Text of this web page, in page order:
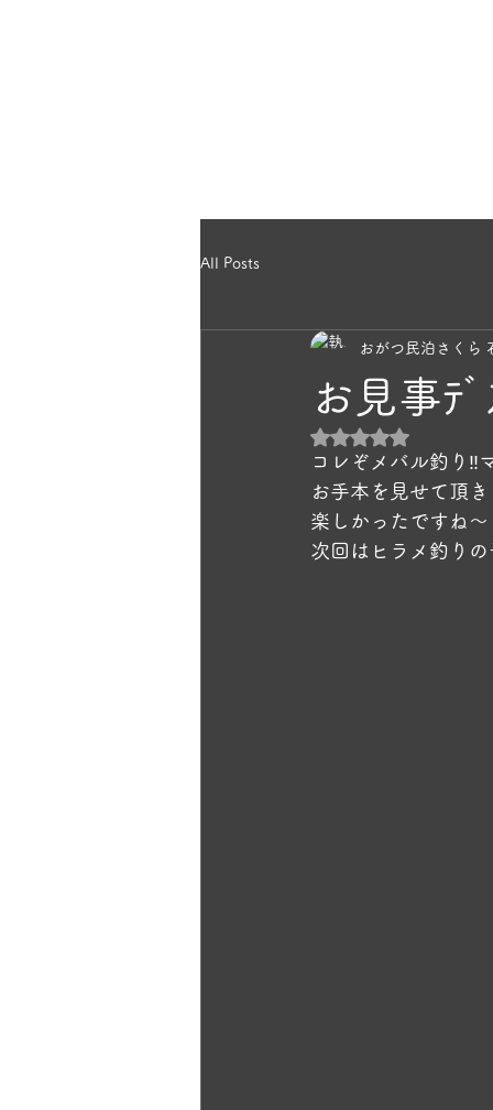
All Posts
お見事ﾃ
おがつ民泊さくら
5つ星のうちNaN
コレぞメバル釣
お手本を見せて頂
楽しかったですね～
次回はヒラメ釣り